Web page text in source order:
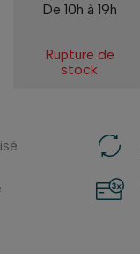
De 10h à 19h
Rupture de
stock